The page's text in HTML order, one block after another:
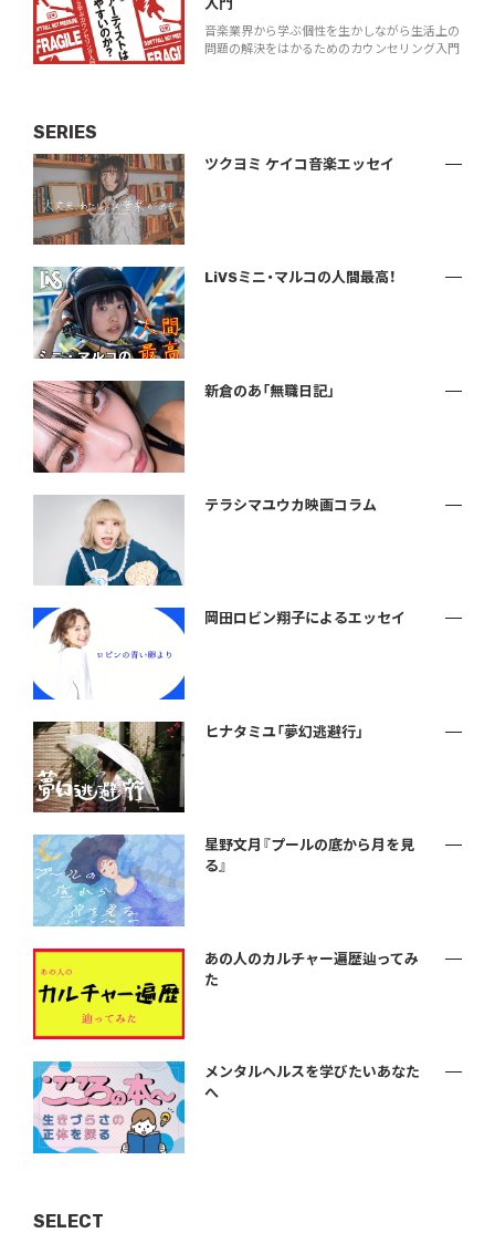
入門
音楽業界から学ぶ個性を生かしながら生活上の
問題の解決をはかるためのカウンセリング入門
SERIES
ツクヨミ ケイコ音楽エッセイ
LiVSミニ・マルコの人間最高！
新倉のあ「無職日記」
テラシマユウカ映画コラム
岡田ロビン翔子によるエッセイ
ヒナタミユ「夢幻逃避行」
星野文月『プールの底から月を見
る』
あの人のカルチャー遍歴辿ってみ
た
メンタルヘルスを学びたいあなた
へ
SELECT